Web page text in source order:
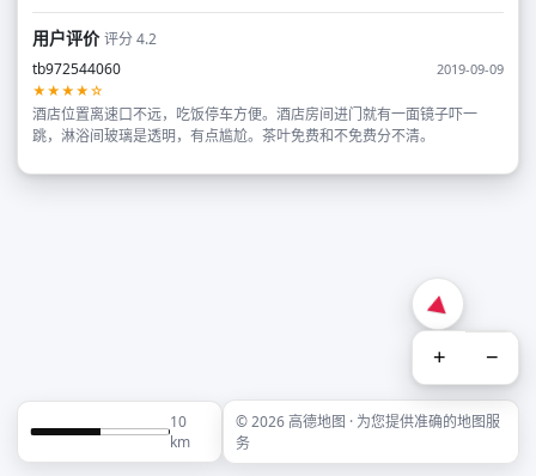
用户评价评分 4.2
tb972544060
2019-09-09
★★★★☆
酒店位置离速口不远，吃饭停车方便。酒店房间进门就有一面镜子吓一
跳，淋浴间玻璃是透明，有点尴尬。茶叶免费和不免费分不清。
+ −
10
km
© 2026 高德地图 · 为您提供准确的地图服
务